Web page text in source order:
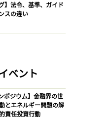
】法令、基準、ガイド
スの違い
ベント
ポジウム】金融界の世
とエネルギー問題の解
責任投資行動